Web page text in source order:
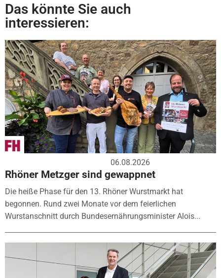
Das könnte Sie auch
interessieren:
06.08.2026
Rhöner Metzger sind gewappnet
Die heiße Phase für den 13. Rhöner Wurstmarkt hat
begonnen. Rund zwei Monate vor dem feierlichen
Wurstanschnitt durch Bundesernährungsminister Alois...